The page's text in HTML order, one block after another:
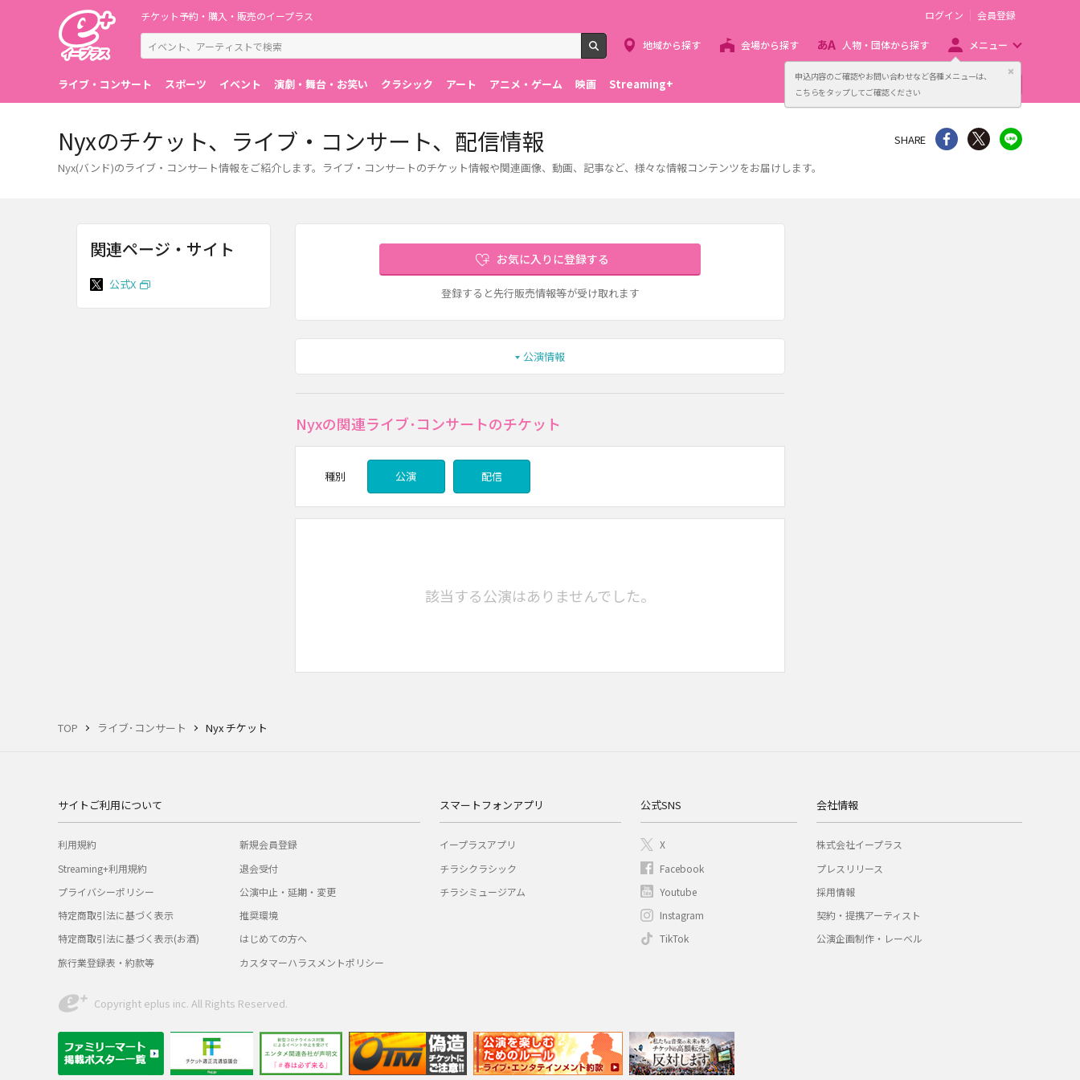
申込内容のご確認やお問い合わせなど各種メニューは、
こちらをタップしてご確認ください
閉じる
チケット予約・購入・販売のイープラス
検索
ログイン 会員登録
地域から探す 会場から探す 人物・団体から探す メニュー
ライブ・コンサート スポーツ イベント 演劇・舞台・お笑い クラシック アート アニメ・ゲーム 映画 Streaming+ 主催者向け販売サービス
TOP ライブ･コンサート Nyx チケット
Nyxのチケット、ライブ・コンサート、配信情報
Nyx(バンド)のライブ・コンサート情報をご紹介します。ライブ・コンサートのチケット情報や関連画像、動画、記事など、様々な情報コンテンツをお届けします。
SHARE シェア Twitter
お気に入りに登録する
登録すると先行販売情報等が受け取れます
公演情報
Nyxの関連ライブ･コンサートのチケット
種別 公演 配信
該当する公演はありませんでした。
関連ページ・サイト
公式X
サイトご利用について
利用規約
Streaming+利用規約
プライバシーポリシー
特定商取引法に基づく表示
特定商取引法に基づく表示(お酒)
旅行業登録表・約款等
新規会員登録
退会受付
公演中止・延期・変更
推奨環境
はじめての方へ
カスタマーハラスメントポリシー
スマートフォンアプリ
イープラスアプリ
チラシクラシック
チラシミュージアム
公式SNS
X
Facebook
Youtube
Instagram
TikTok
会社情報
株式会社イープラス
プレスリリース
採用情報
契約・提携アーティスト
公演企画制作・レーベル
Copyright eplus inc. All Rights Reserved.